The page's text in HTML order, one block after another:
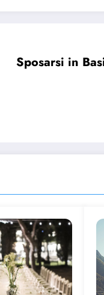
Sposarsi in